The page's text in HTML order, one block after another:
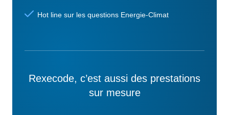
Hot line sur les questions Energie-Climat
Rexecode, c’est aussi des prestations
sur mesure